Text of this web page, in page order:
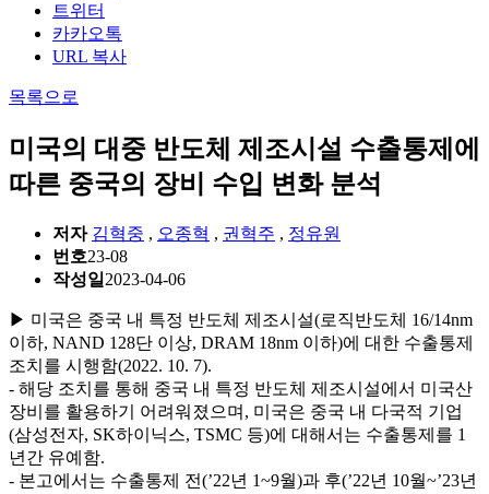
트위터
카카오톡
URL 복사
목록으로
미국의 대중 반도체 제조시설 수출통제에
따른 중국의 장비 수입 변화 분석
저자 김혁중 , 오종혁 , 권혁주 , 정유원
번호23-08
작성일 2023-04-06
▶ 미국은 중국 내 특정 반도체 제조시설(로직반도체 16/14nm
이하, NAND 128단 이상, DRAM 18nm 이하)에 대한 수출통제
조치를 시행함(2022. 10. 7).
- 해당 조치를 통해 중국 내 특정 반도체 제조시설에서 미국산
장비를 활용하기 어려워졌으며, 미국은 중국 내 다국적 기업
(삼성전자, SK하이닉스, TSMC 등)에 대해서는 수출통제를 1
년간 유예함.
- 본고에서는 수출통제 전(’22년 1~9월)과 후(’22년 10월~’23년